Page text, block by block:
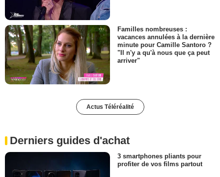
Familles nombreuses :
vacances annulées à la dernière
minute pour Camille Santoro ?
"Il n'y a qu'à nous que ça peut
arriver"
Actus Téléréalité
Derniers guides d'achat
3 smartphones pliants pour
profiter de vos films partout